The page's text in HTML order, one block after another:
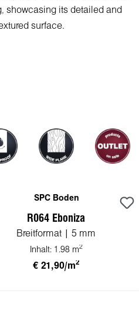
SPC Boden
R064 Eboniza
Breitformat | 5 mm
Inhalt: 1.98 m2
€ 21,90/m2